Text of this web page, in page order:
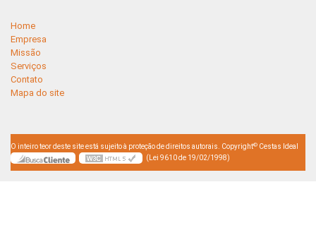
Home
Empresa
Missão
Serviços
Contato
Mapa do site
O inteiro teor deste site está sujeito à proteção de direitos autorais. Copyright© Cestas Ideal
(Lei 9610 de 19/02/1998)